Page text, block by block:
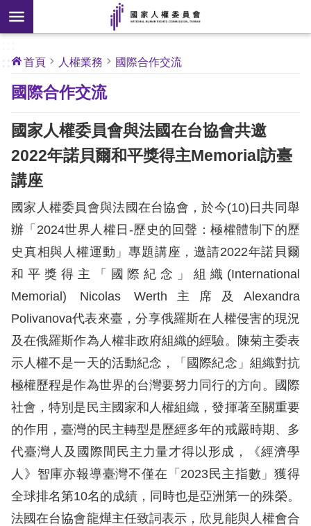
前往主要內容區塊
搜
尋
開
]
核
心
人
權
公
約
於
本
會
最
新
消
息
權
業
務
核
心
人
權
公
:::
首頁 人權業務 國際合作交流
國際合作交流
國家人權委員會與法國在台協會共邀
2022年諾貝爾和平獎得主Memorial訪臺
講座
國家人權委員會與法國在台協會，於今(10)日共同舉
辦「2024世界人權日-歷史的回聲：極權體制下的歷
史真相與人權運動」專題講座，邀請2022年諾貝爾
和平獎得主「國際紀念」組織(International
Memorial) Nicolas Werth主席及Alexandra
Polivanova代表來臺，分享俄羅斯在人權侵害的現況
及在俄羅斯作為人權非政府組織的經驗。陳菊主委表
示人權不是一天的活動紀念，「國際紀念」組織對抗
極權歷程是作為世界的台灣要努力同行的方向。國際
社會，特別是民主國家和人權組織，發揮著至關重要
的作用，臺灣的民主轉型是歷經多年的戒嚴時期、多
代臺灣人及國際間民主力量才得以形成，《經濟學
人》智庫亦報導臺灣不僅在「2023民主指數」獲得
全球排名第10名的成績，同時也是亞洲第一的殊榮。
法國在台協會龍燁主任致詞表示，欣見能與人權會合